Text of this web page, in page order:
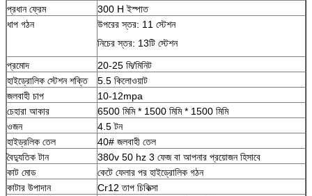
প্রধান ফ্রেম
300 H ইস্পাত
ধাপ গঠন
উপরের স্তর: 11 স্টেশন
নিচের স্তর: 13টি স্টেশন
প্রমোদ
20-25 মি/মিনিট
হাইড্রোলিক স্টেশন শক্তি
5.5 কিলোওয়াট
জলবাহী চাপ
10-12mpa
চেহারা আকার
6500 মিমি * 1500 মিমি * 1500 মিমি
ওজন
4.5 টন
হাইড্রলিক তেল
40# জলবাহী তেল
বৈদ্যুতিক টান
380v 50 hz 3 ফেজ বা আপনার প্রয়োজন হিসাবে
কাট মোড
কেটে ফেলার পর হাইড্রোলিক গঠন
কাটার উপাদান
Cr12 তাপ চিকিত্সা